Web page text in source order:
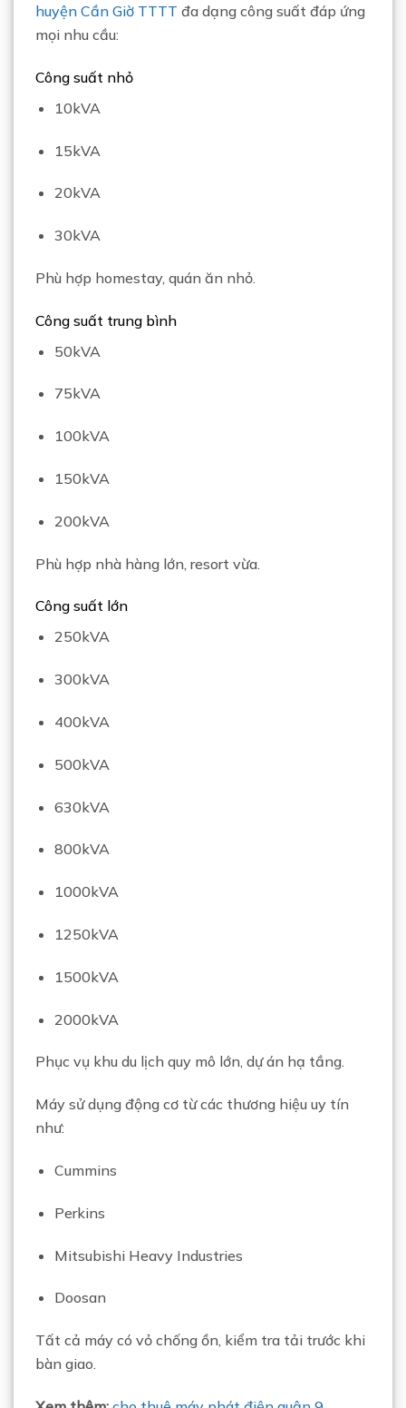
huyện Cần Giờ TTTT đa dạng công suất đáp ứng
mọi nhu cầu:
Công suất nhỏ
10kVA
15kVA
20kVA
30kVA
Phù hợp homestay, quán ăn nhỏ.
Công suất trung bình
50kVA
75kVA
100kVA
150kVA
200kVA
Phù hợp nhà hàng lớn, resort vừa.
Công suất lớn
250kVA
300kVA
400kVA
500kVA
630kVA
800kVA
1000kVA
1250kVA
1500kVA
2000kVA
Phục vụ khu du lịch quy mô lớn, dự án hạ tầng.
Máy sử dụng động cơ từ các thương hiệu uy tín
như:
Cummins
Perkins
Mitsubishi Heavy Industries
Doosan
Tất cả máy có vỏ chống ồn, kiểm tra tải trước khi
bàn giao.